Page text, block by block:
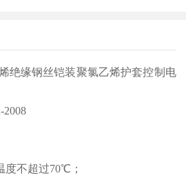
绝缘钢丝铠装聚氯乙烯护套控制电
2008
度不超过70℃；